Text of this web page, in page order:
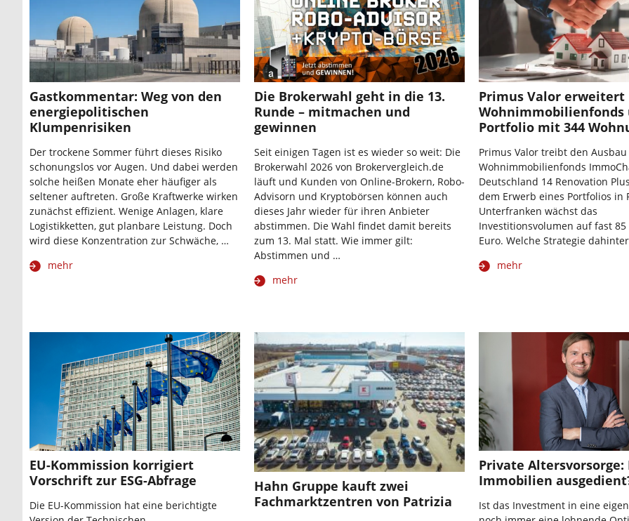
Gastkommentar: Weg von den
energiepolitischen
Klumpenrisiken
Der trockene Sommer führt dieses Risiko
schonungslos vor Augen. Und dabei werden
solche heißen Monate eher häufiger als
seltener auftreten. Große Kraftwerke wirken
zunächst effizient. Wenige Anlagen, klare
Logistikketten, gut planbare Leistung. Doch
wird diese Konzentration zur Schwäche, …
mehr
Die Brokerwahl geht in die 13.
Runde – mitmachen und
gewinnen
Seit einigen Tagen ist es wieder so weit: Die
Brokerwahl 2026 von Brokervergleich.de
läuft und Kunden von Online-Brokern, Robo-
Advisorn und Kryptobörsen können auch
dieses Jahr wieder für ihren Anbieter
abstimmen. Die Wahl findet damit bereits
zum 13. Mal statt. Wie immer gilt:
Abstimmen und …
mehr
Primus Valor erweitert
Wohnimmobilienfonds
Portfolio mit 344
Primus Valor treibt den Ausbau
Wohnimmobilienfonds
Deutschland 14 Renovation
dem Erwerb eines Portfolios in
Unterfranken wächst das
Investitionsvolumen auf fast
Euro. Welche Strategie
mehr
EU-Kommission korrigiert
Vorschrift zur ESG-Abfrage
Die EU-Kommission hat eine berichtigte
Hahn Gruppe kauft zwei
Fachmarktzentren von Patrizia
Private Altersvorsorge:
Immobilien
Ist das Investment in eine